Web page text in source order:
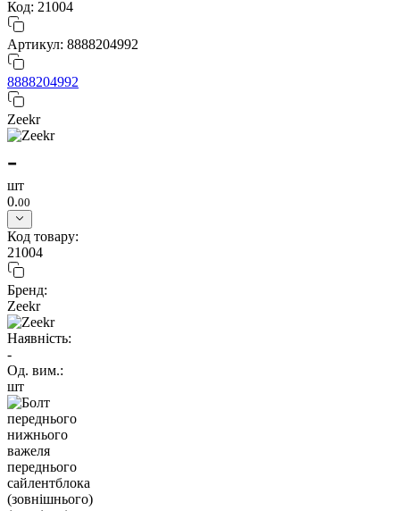
Код: 21004
Артикул: 8888204992
8888204992
Zeekr
-
шт
0.00
Код товару:
21004
Бренд:
Zeekr
Наявність:
-
Од. вим.:
шт